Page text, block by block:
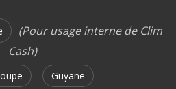
(Pour usage interne de Clim
Cash)
Guyane